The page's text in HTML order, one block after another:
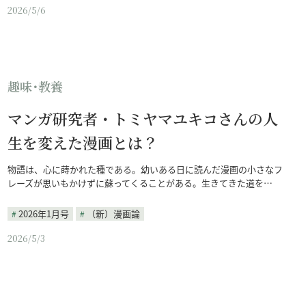
2026/5/6
趣味･教養
マンガ研究者・トミヤマユキコさんの人
生を変えた漫画とは？
物語は、心に蒔かれた種である。幼いある日に読んだ漫画の小さなフ
レーズが思いもかけずに蘇ってくることがある。生きてきた道を…
2026年1月号
（新）漫画論
2026/5/3